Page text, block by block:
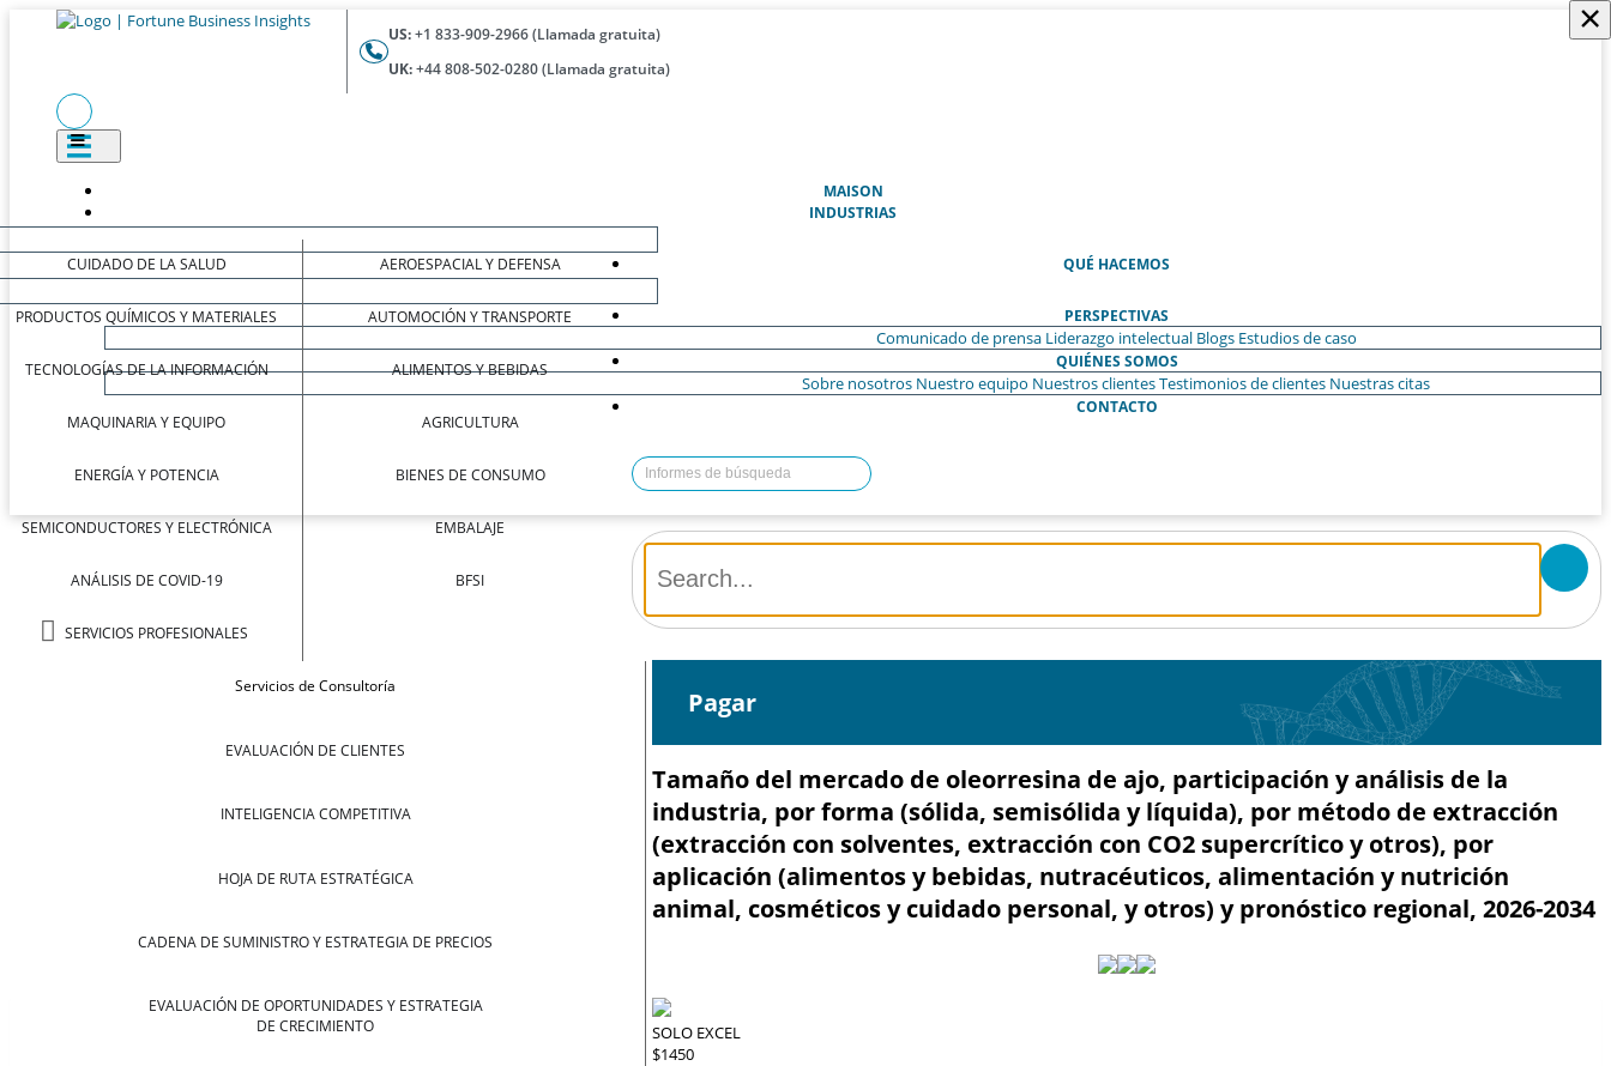
US:+1 833-909-2966 (Llamada gratuita)
UK:+44 808-502-0280 (Llamada gratuita)
MAISON(ACTUAL)
INDUSTRIAS
CUIDADO DE LA SALUD
PRODUCTOS QUÍMICOS Y MATERIALES
TECNOLOGÍAS DE LA INFORMACIÓN
MAQUINARIA Y EQUIPO
ENERGÍA Y POTENCIA
SEMICONDUCTORES Y ELECTRÓNICA
ANÁLISIS DE COVID-19
SERVICIOS PROFESIONALES
AEROESPACIAL Y DEFENSA
AUTOMOCIÓN Y TRANSPORTE
ALIMENTOS Y BEBIDAS
AGRICULTURA
BIENES DE CONSUMO
EMBALAJE
BFSI
QUÉ HACEMOS
Servicios de Consultoría
EVALUACIÓN DE CLIENTES
INTELIGENCIA COMPETITIVA
HOJA DE RUTA ESTRATÉGICA
CADENA DE SUMINISTRO Y ESTRATEGIA DE PRECIOS
EVALUACIÓN DE OPORTUNIDADES Y ESTRATEGIA
DE CRECIMIENTO
PERSPECTIVAS
Comunicado de prensa Liderazgo intelectual Blogs Estudios de caso
QUIÉNES SOMOS
Sobre nosotros Nuestro equipo Nuestros clientesTestimonios de clientes Nuestras citas
CONTACTO
×
Pagar
Tamaño del mercado de oleorresina de ajo, participación y análisis de la
industria, por forma (sólida, semisólida y líquida), por método de extracción
(extracción con solventes, extracción con CO2 supercrítico y otros), por
aplicación (alimentos y bebidas, nutracéuticos, alimentación y nutrición
animal, cosméticos y cuidado personal, y otros) y pronóstico regional, 2026-2034
SOLO EXCEL
$1450